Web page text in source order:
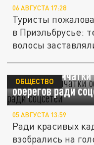
06 АВГУСТА 17:28
Туристы
в Приэльбрусье:
волосы
Жители Камчатки
оберегов ради
ОБЩЕСТВО
05 АВГУСТА 13:59
Ради красивых
взобрались на